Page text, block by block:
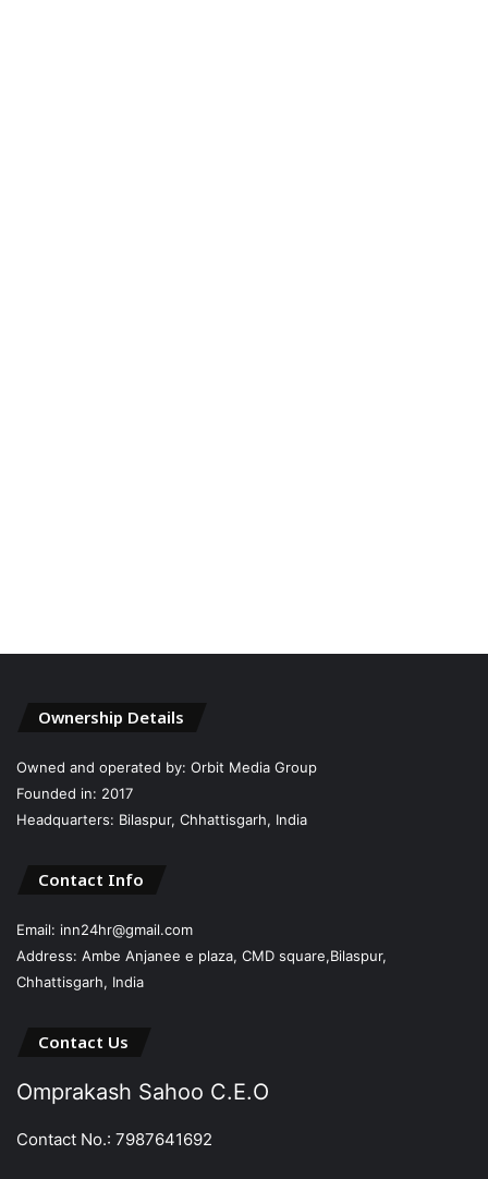
Ownership Details
Owned and operated by: Orbit Media Group
Founded in: 2017
Headquarters: Bilaspur, Chhattisgarh, India
Contact Info
Email: inn24hr@gmail.com
Address: Ambe Anjanee e plaza, CMD square,Bilaspur,
Chhattisgarh, India
Contact Us
Omprakash Sahoo C.E.O
Contact No.: 7987641692